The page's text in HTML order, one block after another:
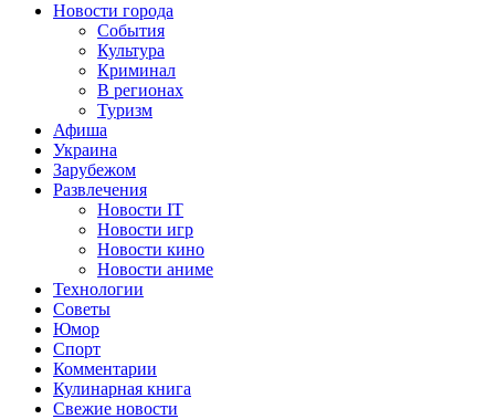
Новости города
События
Культура
Криминал
В регионах
Туризм
Афиша
Украина
Зарубежом
Развлечения
Новости IT
Новости игр
Новости кино
Новости аниме
Технологии
Советы
Юмор
Спорт
Комментарии
Кулинарная книга
Свежие новости